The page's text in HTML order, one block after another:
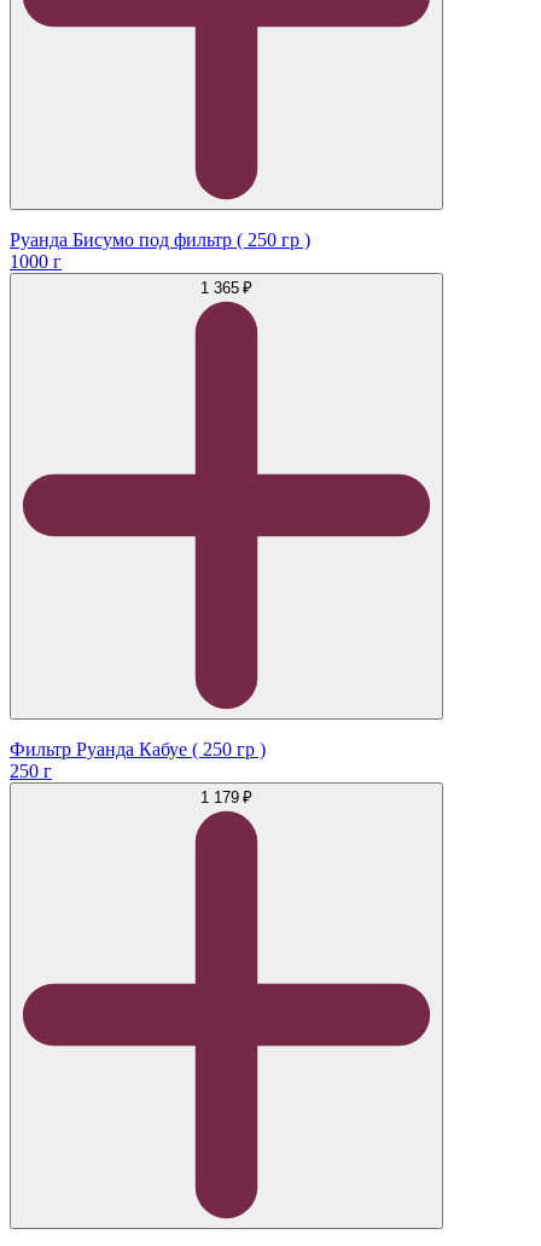
Руанда Бисумо под фильтр ( 250 гр )
1000 г
1 365 ₽
Фильтр Руанда Кабуе ( 250 гр )
250 г
1 179 ₽